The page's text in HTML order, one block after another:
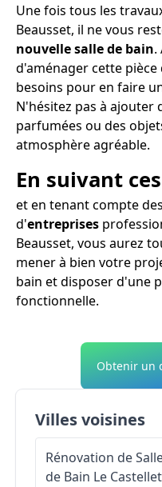
Une fois tous les
Beausset, il ne vous
nouvelle salle de bain.
d'aménager cette pièce
besoins pour en faire
N'hésitez pas à ajouter
parfumées ou des
atmosphère agréable.
En suivant
et en tenant compte
d'entreprises
Beausset, vous aurez
mener à bien votre
bain et disposer d'une
fonctionnelle.
Obtenir un
Villes voisines
Rénovation de
de Bain Le Castellet